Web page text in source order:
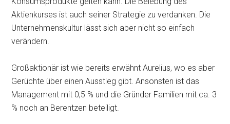
Aktienkurses ist auch seiner Strategie zu verdanken. Die
Unternehmenskultur lässt sich aber nicht so einfach
verändern.
Großaktionär ist wie bereits erwähnt Aurelius, wo es aber
Gerüchte über einen Ausstieg gibt. Ansonsten ist das
Management mit 0,5 % und die Gründer Familien mit ca. 3
% noch an Berentzen beteiligt.